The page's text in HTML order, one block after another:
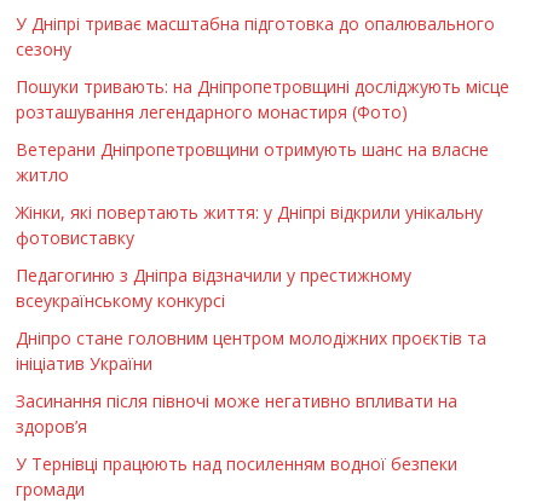
У Дніпрі триває масштабна підготовка до опалювального
сезону
Пошуки тривають: на Дніпропетровщині досліджують місце
розташування легендарного монастиря (Фото)
Ветерани Дніпропетровщини отримують шанс на власне
житло
Жінки, які повертають життя: у Дніпрі відкрили унікальну
фотовиставку
Педагогиню з Дніпра відзначили у престижному
всеукраїнському конкурсі
Дніпро стане головним центром молодіжних проєктів та
ініціатив України
Засинання після півночі може негативно впливати на
здоров’я
У Тернівці працюють над посиленням водної безпеки
громади